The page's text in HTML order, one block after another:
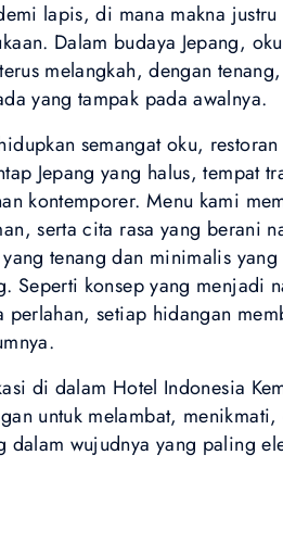
lapis, di mana makna
Dalam budaya Jepang,
melangkah, dengan
yang tampak pada awalnya.
semangat oku,
Jepang yang halus, tempat
kontemporer. Menu kami
serta cita rasa yang berani
tenang dan minimalis
Seperti konsep yang menjadi
perlahan, setiap hidangan
di dalam Hotel Indonesia
untuk melambat,
dalam wujudnya yang paling